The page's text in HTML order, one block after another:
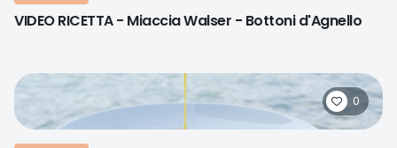
VIDEO RICETTA - Miaccia Walser - Bottoni d'Agnello
0